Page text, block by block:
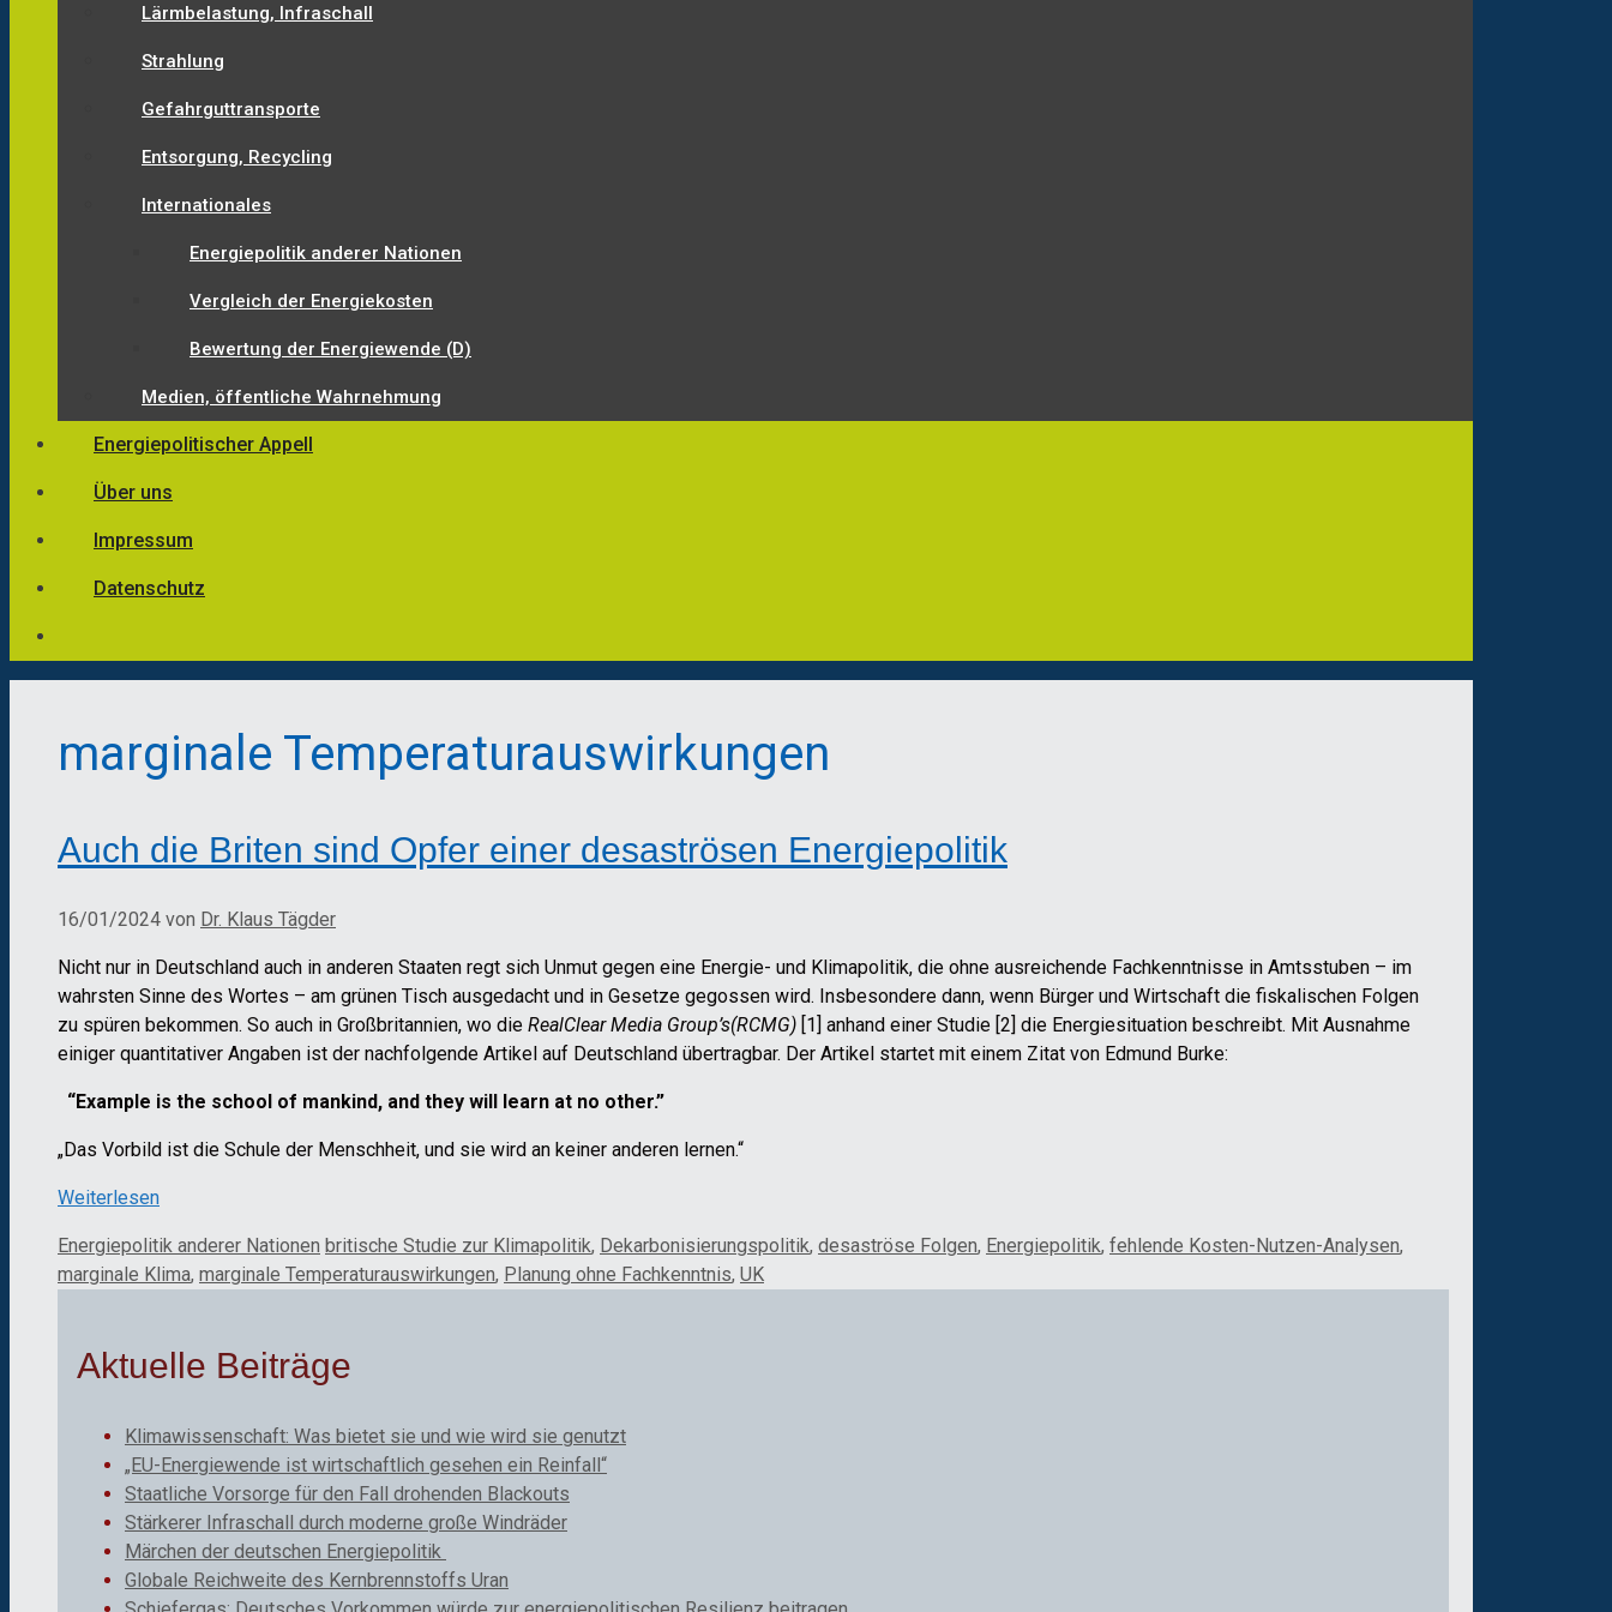
Lärmbelastung, Infraschall
Strahlung
Gefahrguttransporte
Entsorgung, Recycling
Internationales
Energiepolitik anderer Nationen
Vergleich der Energiekosten
Bewertung der Energiewende (D)
Medien, öffentliche Wahrnehmung
Energiepolitischer Appell
Über uns
Impressum
Datenschutz
marginale Temperaturauswirkungen
Auch die Briten sind Opfer einer desaströsen Energiepolitik
16/01/2024 von Dr. Klaus Tägder
Nicht nur in Deutschland auch in anderen Staaten regt sich Unmut gegen eine Energie- und Klimapolitik, die ohne ausreichende Fachkenntnisse in Amtsstuben – im
wahrsten Sinne des Wortes – am grünen Tisch ausgedacht und in Gesetze gegossen wird. Insbesondere dann, wenn Bürger und Wirtschaft die fiskalischen Folgen
zu spüren bekommen. So auch in Großbritannien, wo die RealClear Media Group’s(RCMG) [1] anhand einer Studie [2] die Energiesituation beschreibt. Mit Ausnahme
einiger quantitativer Angaben ist der nachfolgende Artikel auf Deutschland übertragbar. Der Artikel startet mit einem Zitat von Edmund Burke:
“Example is the school of mankind, and they will learn at no other.”
„Das Vorbild ist die Schule der Menschheit, und sie wird an keiner anderen lernen.“
Weiterlesen
Kategorien
Energiepolitik anderer Nationen Schlagwörter
britische Studie zur Klimapolitik, Dekarbonisierungspolitik, desaströse Folgen, Energiepolitik, fehlende Kosten-Nutzen-Analysen,
marginale Klima, marginale Temperaturauswirkungen, Planung ohne Fachkenntnis, UK
Aktuelle Beiträge
Klimawissenschaft: Was bietet sie und wie wird sie genutzt
„EU-Energiewende ist wirtschaftlich gesehen ein Reinfall“
Staatliche Vorsorge für den Fall drohenden Blackouts
Stärkerer Infraschall durch moderne große Windräder
Märchen der deutschen Energiepolitik
Globale Reichweite des Kernbrennstoffs Uran